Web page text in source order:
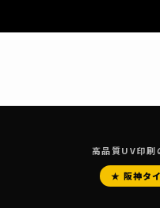
デザ
高品質UV印刷
★ 阪神タ